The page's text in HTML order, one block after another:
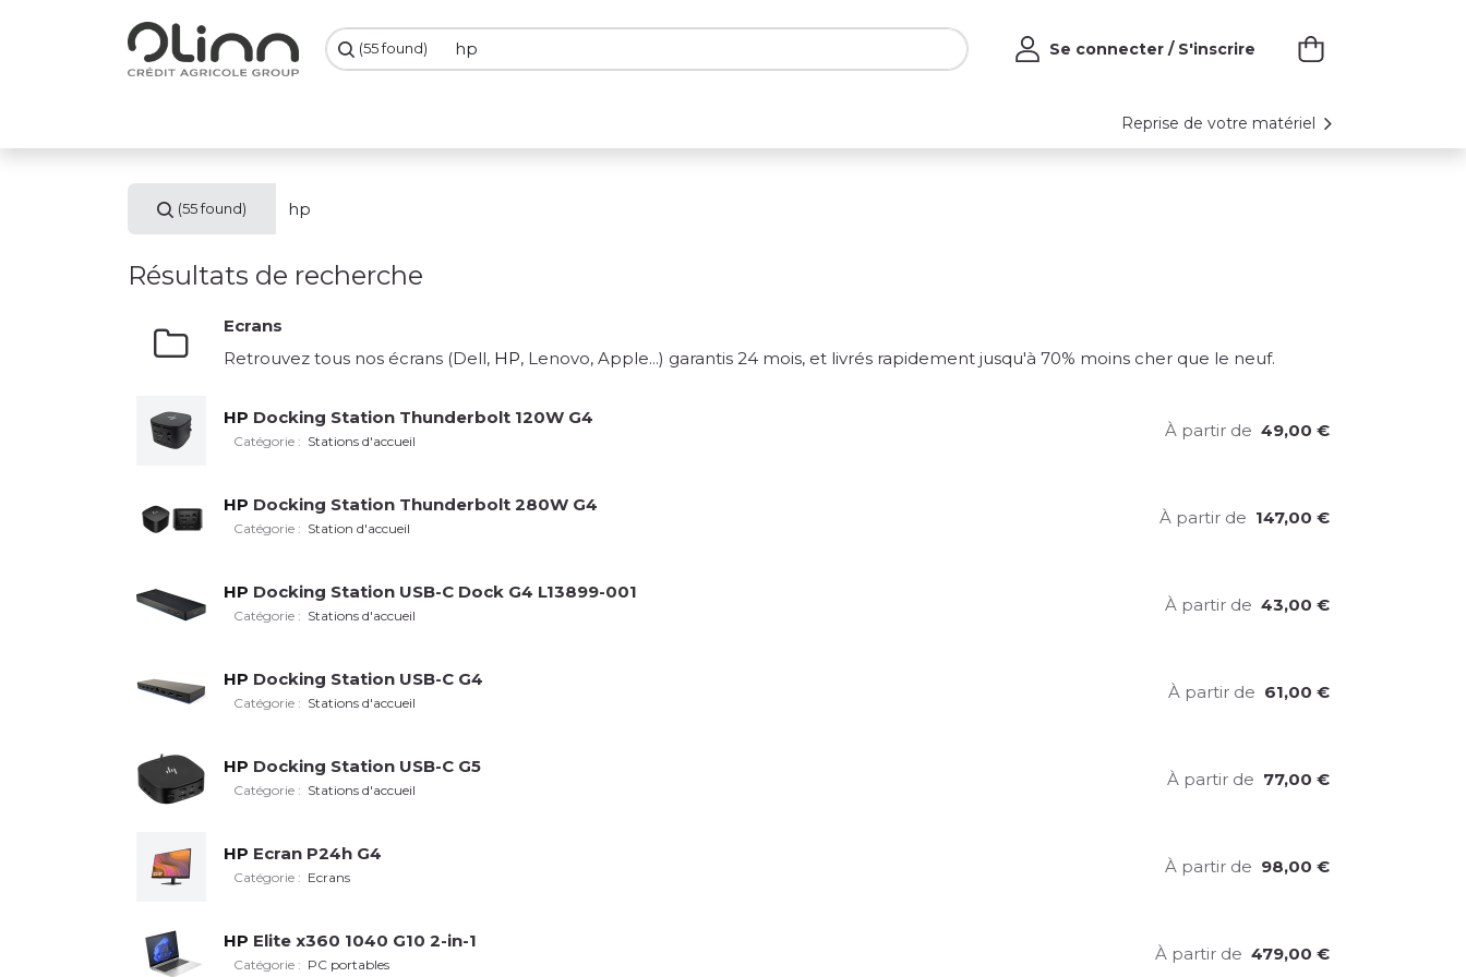
(55 found) Se connecter / S'inscrire
Reprise de votre matériel
(55 found)
Résultats de recherche
Ecrans
Retrouvez tous nos écrans (Dell, HP, Lenovo, Apple...) garantis 24 mois, et livrés rapidement jusqu'à 70% moins cher que le neuf.
HP Docking Station Thunderbolt 120W G4
Catégorie : Stations d'accueil
À partir de 49,00 €
HP Docking Station Thunderbolt 280W G4
Catégorie : Station d'accueil
À partir de 147,00 €
HP Docking Station USB-C Dock G4 L13899-001
Catégorie : Stations d'accueil
À partir de 43,00 €
HP Docking Station USB-C G4
Catégorie : Stations d'accueil
À partir de 61,00 €
HP Docking Station USB-C G5
Catégorie : Stations d'accueil
À partir de 77,00 €
HP Ecran P24h G4
Catégorie : Ecrans
À partir de 98,00 €
HP Elite x360 1040 G10 2-in-1
Catégorie : PC portables
À partir de 479,00 €